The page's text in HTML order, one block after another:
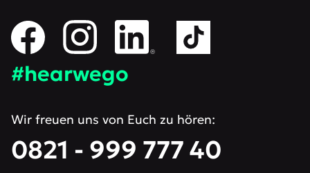
#hearwego
Wir freuen uns von Euch zu hören:
0821 - 999 777 40